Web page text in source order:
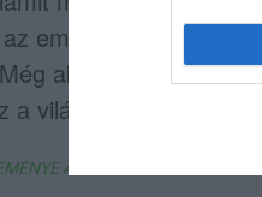
emberség olykor
akkor is, ha az a
világ Egerben is.
AZ EGRI FIDESZNEK?